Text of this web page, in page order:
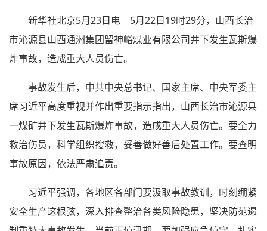
新华社北京5月23日电 5月22日19时29分，山西长治
市沁源县山西通洲集团留神峪煤业有限公司井下发生瓦斯爆
炸事故，造成重大人员伤亡。
事故发生后，中共中央总书记、国家主席、中央军委主
席习近平高度重视并作出重要指示指出，山西长治市沁源县
一煤矿井下发生瓦斯爆炸事故，造成重大人员伤亡。要全力
救治伤员，科学组织搜救，妥善做好善后处置工作。要查明
事故原因，依法严肃追责。
习近平强调，各地区各部门要汲取事故教训，时刻绷紧
安全生产这根弦，深入排查整治各类风险隐患，坚决防范遏